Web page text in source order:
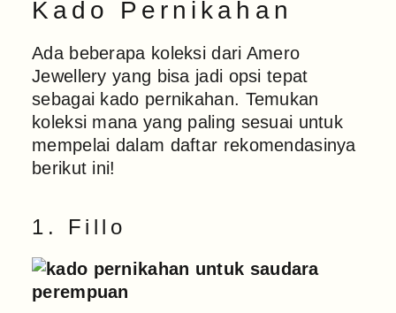
Kado Pernikahan
Ada beberapa koleksi dari Amero
Jewellery yang bisa jadi opsi tepat
sebagai kado pernikahan. Temukan
koleksi mana yang paling sesuai untuk
mempelai dalam daftar rekomendasinya
berikut ini!
1. Fillo